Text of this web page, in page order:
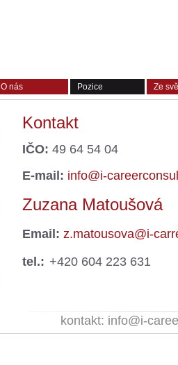
O nás Pozice Ze
Kontakt
IČO: 49 64 54 04
E-mail: info@i-
Zuzana Matoušová
Email: z.matousova@i-
tel.: +420 604 223 631
kontakt: info@i-